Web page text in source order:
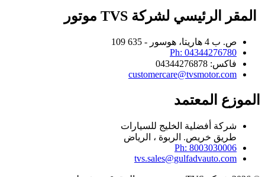
​ المقر الرئيسي لشركة TVS موتور​
ص. ب 4 هاريتا، هوسور - 635 109
Ph: 04344276780
فاكس: 04344276878
customercare@tvsmotor.com
الموزع المعتمد
شركة أفضلية الخليج للسيارات
طريق خريص. الربوة ، الرياض
Ph: 8003030006
tvs.sales@gulfadvauto.com